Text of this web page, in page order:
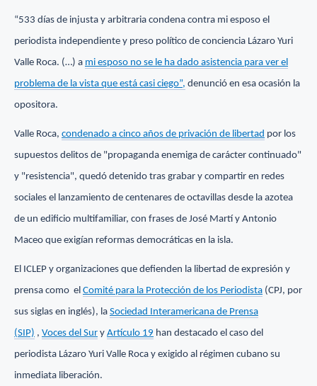
“533 días de injusta y arbitraria condena contra mi esposo el
periodista independiente y preso político de conciencia Lázaro Yuri
Valle Roca. (…) a mi esposo no se le ha dado asistencia para ver el
problema de la vista que está casi ciego”, denunció en esa ocasión la
opositora.
Valle Roca, condenado a cinco años de privación de libertad por los
supuestos delitos de "propaganda enemiga de carácter continuado"
y "resistencia", quedó detenido tras grabar y compartir en redes
sociales el lanzamiento de centenares de octavillas desde la azotea
de un edificio multifamiliar, con frases de José Martí y Antonio
Maceo que exigían reformas democráticas en la isla.
El ICLEP y organizaciones que defienden la libertad de expresión y
prensa como el Comité para la Protección de los Periodista (CPJ, por
sus siglas en inglés), la Sociedad Interamericana de Prensa
(SIP) , Voces del Sur y Artículo 19 han destacado el caso del
periodista Lázaro Yuri Valle Roca y exigido al régimen cubano su
inmediata liberación.